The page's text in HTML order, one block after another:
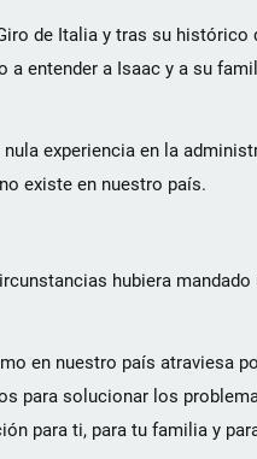
de Italia y tras su histórico
entender a Isaac y a su
experiencia en la
existe en nuestro país.
hubiera mandado
en nuestro país atraviesa
para solucionar los
para ti, para tu familia y